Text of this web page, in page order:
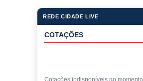
REDE CIDADE LIVE
COTAÇÕES
Cotações indisponíveis no momento.